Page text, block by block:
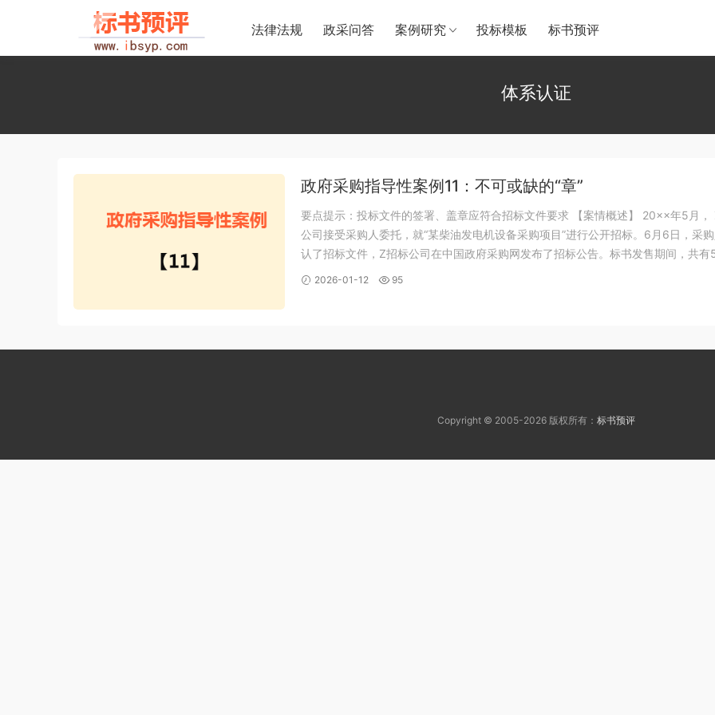
法律法规 政采问答 案例研究 投标模板 标书预评
体系认证
政府采购指导性案例11：不可或缺的“章”
要点提示：投标文件的签署、盖章应符合招标文件要求 【案情概述】 20××年5月，
公司接受采购人委托，就“某柴油发电机设备采购项目”进行公开招标。6月6日，采购
认了招标文件，Z招标公司在中国政府采购网发布了招标公告。标书发售期间，共有
应商购买了招标文件。6月27日投标截止，5家投标人均按时递交了投标文件。开标
2026-01-12 95
Copyright © 2005-2026 版权所有： 标书预评